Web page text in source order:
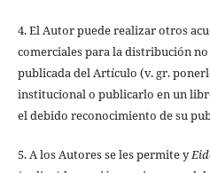
4. El Autor puede realizar otros
comerciales para la distribución
publicada del Artículo (v. gr.
institucional o publicarlo en un
el debido reconocimiento de su
5. A los Autores se les permite y